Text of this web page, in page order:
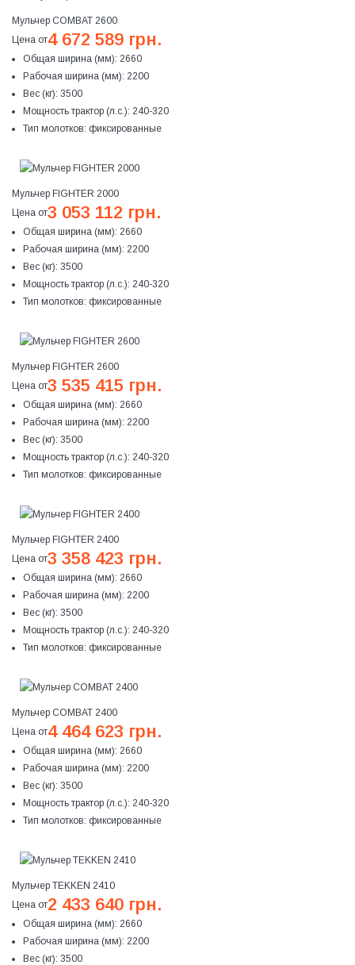
Мульчер COMBAT 2600
Цена от4 672 589 грн.
Общая ширина (мм): 2660
Рабочая ширина (мм): 2200
Вес (кг): 3500
Мощность трактор (л.с.): 240-320
Тип молотков: фиксированные
Мульчер FIGHTER 2000
Цена от3 053 112 грн.
Общая ширина (мм): 2660
Рабочая ширина (мм): 2200
Вес (кг): 3500
Мощность трактор (л.с.): 240-320
Тип молотков: фиксированные
Мульчер FIGHTER 2600
Цена от3 535 415 грн.
Общая ширина (мм): 2660
Рабочая ширина (мм): 2200
Вес (кг): 3500
Мощность трактор (л.с.): 240-320
Тип молотков: фиксированные
Мульчер FIGHTER 2400
Цена от3 358 423 грн.
Общая ширина (мм): 2660
Рабочая ширина (мм): 2200
Вес (кг): 3500
Мощность трактор (л.с.): 240-320
Тип молотков: фиксированные
Мульчер COMBAT 2400
Цена от4 464 623 грн.
Общая ширина (мм): 2660
Рабочая ширина (мм): 2200
Вес (кг): 3500
Мощность трактор (л.с.): 240-320
Тип молотков: фиксированные
Мульчер TEKKEN 2410
Цена от2 433 640 грн.
Общая ширина (мм): 2660
Рабочая ширина (мм): 2200
Вес (кг): 3500